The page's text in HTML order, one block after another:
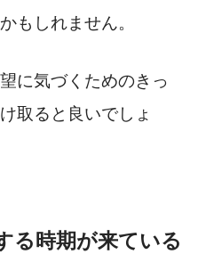
もしれません。
に気づくためのきっ
取ると良いでしょ
る時期が来ている